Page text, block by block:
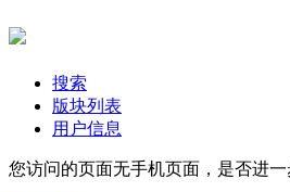
搜索
版块列表
用户信息
您访问的页面无手机页面，是否进一